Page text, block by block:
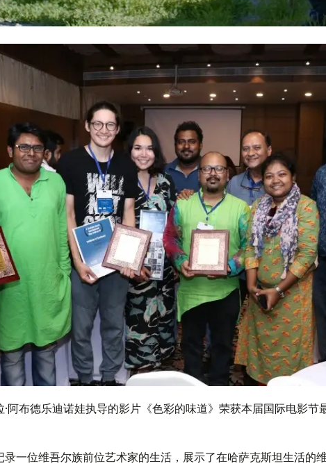
阿布德乐迪诺娃执导的影片《色彩的味道》荣获本届国际电影节
录一位维吾尔族前位艺术家的生活，展示了在哈萨克斯坦生活的